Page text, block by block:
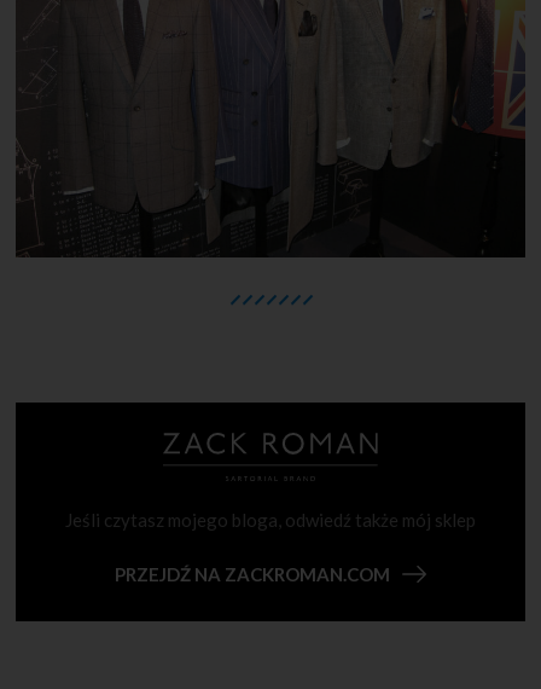
Jeśli czytasz mojego bloga, odwiedź także mój sklep
PRZEJDŹ NA ZACKROMAN.COM